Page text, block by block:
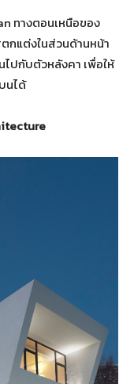
ทางตอนเหนือของ
กแต่งในส่วนด้านหน้า
ไปกับตัวหลังคา เพื่อให้
นได้